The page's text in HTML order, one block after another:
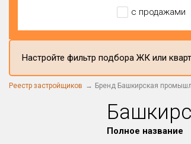
с продажами
Настройте фильтр подбора ЖК или
Реестр застройщиков Бренд Башкирская
Полное название